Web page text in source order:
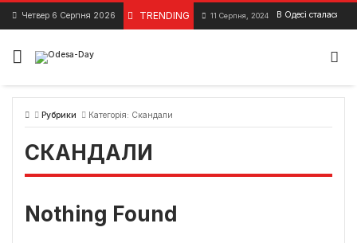
Skip
content
Четвер 6 Серпня 2026 TRENDING 11 Серпня, 2024 В Одесі сталася
Рубрики Категорія: Скандали
СКАНДАЛИ
Nothing Found